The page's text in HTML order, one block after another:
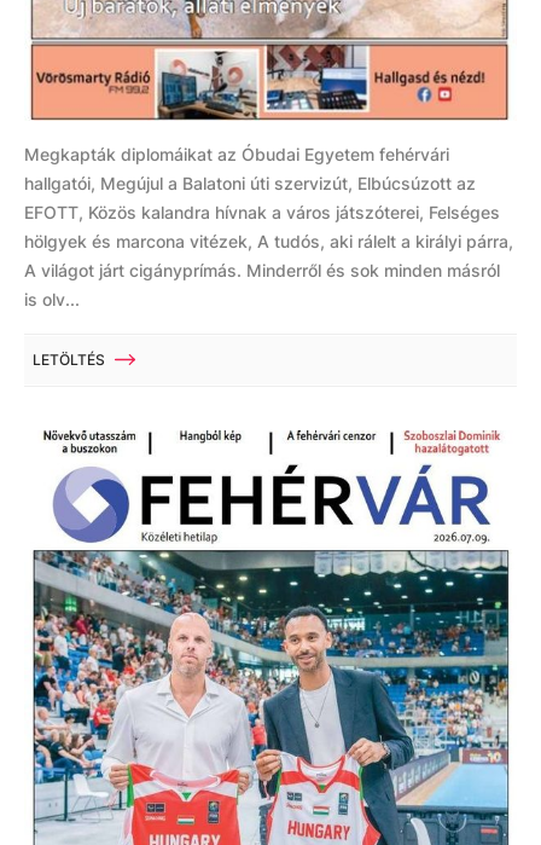
Megkapták diplomáikat az Óbudai Egyetem fehérvári
hallgatói, Megújul a Balatoni úti szervizút, Elbúcsúzott az
EFOTT, Közös kalandra hívnak a város játszóterei, Felséges
hölgyek és marcona vitézek, A tudós, aki rálelt a királyi párra,
A világot járt cigányprímás. Minderről és sok minden másról
is olv...
LETÖLTÉS